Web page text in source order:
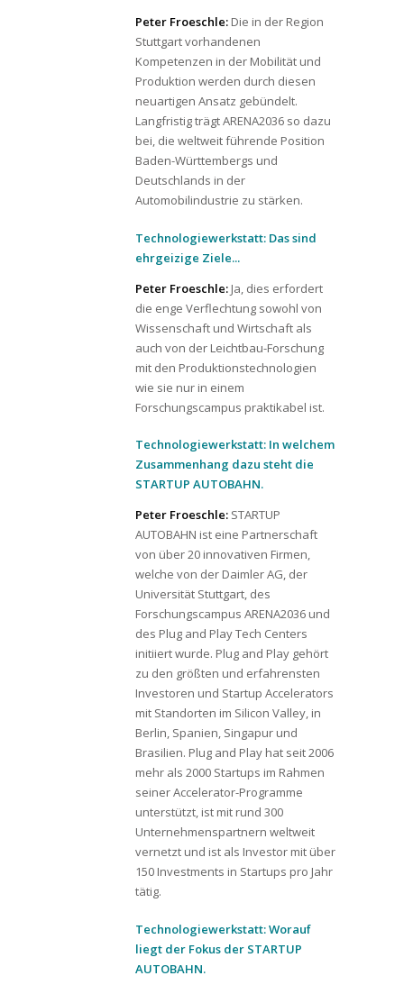
Peter Froeschle: Die in der Region
Stuttgart vorhandenen
Kompetenzen in der Mobilität und
Produktion werden durch diesen
neuartigen Ansatz gebündelt.
Langfristig trägt ARENA2036 so dazu
bei, die weltweit führende Position
Baden-Württembergs und
Deutschlands in der
Automobilindustrie zu stärken.
Technologiewerkstatt: Das sind
ehrgeizige Ziele...
Peter Froeschle: Ja, dies erfordert
die enge Verflechtung sowohl von
Wissenschaft und Wirtschaft als
auch von der Leichtbau-Forschung
mit den Produktionstechnologien
wie sie nur in einem
Forschungscampus praktikabel ist.
Technologiewerkstatt: In welchem
Zusammenhang dazu steht die
STARTUP AUTOBAHN.
Peter Froeschle: STARTUP
AUTOBAHN ist eine Partnerschaft
von über 20 innovativen Firmen,
welche von der Daimler AG, der
Universität Stuttgart, des
Forschungscampus ARENA2036 und
des Plug and Play Tech Centers
initiiert wurde. Plug and Play gehört
zu den größten und erfahrensten
Investoren und Startup Accelerators
mit Standorten im Silicon Valley, in
Berlin, Spanien, Singapur und
Brasilien. Plug and Play hat seit 2006
mehr als 2000 Startups im Rahmen
seiner Accelerator-Programme
unterstützt, ist mit rund 300
Unternehmenspartnern weltweit
vernetzt und ist als Investor mit über
150 Investments in Startups pro Jahr
tätig.
Technologiewerkstatt: Worauf
liegt der Fokus der STARTUP
AUTOBAHN.